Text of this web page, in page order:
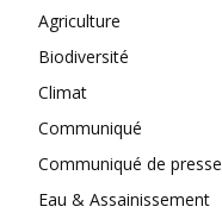
Agriculture
Biodiversité
Climat
Communiqué
Communiqué de presse
Eau & Assainissement